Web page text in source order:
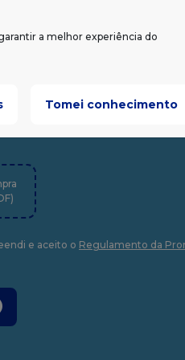
e aceito o Regulamento da
a melhor experiência do
Tomei conhecimento